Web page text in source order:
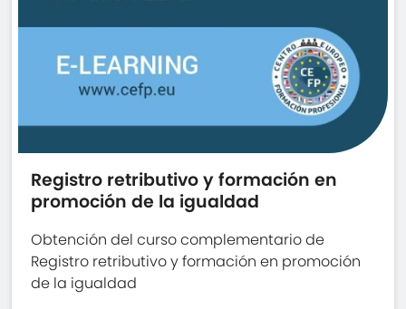
Registro retributivo y formación en
promoción de la igualdad
Obtención del curso complementario de
Registro retributivo y formación en promoción
de la igualdad